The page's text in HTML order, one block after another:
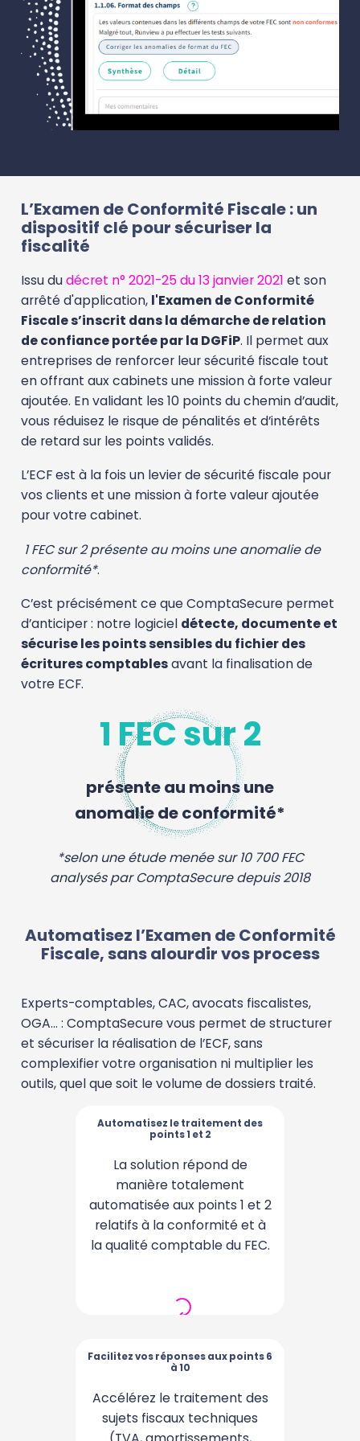
L’Examen de Conformité Fiscale : un
dispositif clé pour sécuriser la
fiscalité
Issu dudécret n° 2021-25 du 13 janvier 2021 et son
arrêté d'application, l'Examen de Conformité
Fiscale s’inscrit dans la démarche de relation
de confiance portée par la DGFiP. Il permet aux
entreprises de renforcer leur sécurité fiscale tout
en offrant aux cabinets une mission à forte valeur
ajoutée. En validant les 10 points du chemin d’audit,
vous réduisez le risque de pénalités et d’intérêts
de retard sur les points validés.
L’ECF est à la fois un levier de sécurité fiscale pour
vos clients et une mission à forte valeur ajoutée
pour votre cabinet.
1 FEC sur 2 présente au moins une anomalie de
conformité*.
C’est précisément ce que ComptaSecure permet
d’anticiper : notre logiciel détecte, documente et
sécurise les points sensibles du fichier des
écritures comptablesavant la finalisation de
votre ECF.
1 FEC sur 2
présente au moins une
anomalie de conformité*
*selon une étude menée sur 10 700 FEC
analysés par ComptaSecure depuis 2018​
Automatisez l’Examen de Conformité
Fiscale, sans alourdir vos process
Experts-comptables, CAC, avocats fiscalistes,
OGA... : ComptaSecure vous permet de structurer
et sécuriser la réalisation de l’ECF, sans
complexifier votre organisation ni multiplier les
outils, quel que soit le volume de dossiers traité.
Automatisez le traitement des
points 1 et 2
La solution répond de
manière totalement
automatisée aux points 1 et 2
relatifs à la conformité et à
la qualité comptable du FEC.
Automatisez le traitement des
points 1 et 2
En cas d’anomalies de
format, ComptaSecure
génère automatiquement un
FEC corrigé que vous pouvez
télécharger.
Facilitez vos réponses aux points 6
à 10
Accélérez le traitement des
sujets fiscaux techniques
Facilitez vos réponses aux points 6
à 10
Pour documenter la
conformité, appuyez-vous